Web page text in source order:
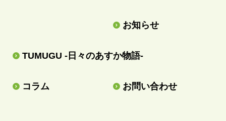
お知らせ
TUMUGU -日々のあすか物語-
コラム お問い合わせ